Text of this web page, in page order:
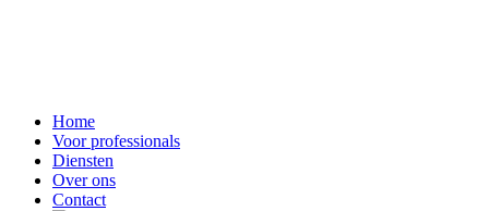
Home
Voor professionals
Diensten
Over ons
Contact